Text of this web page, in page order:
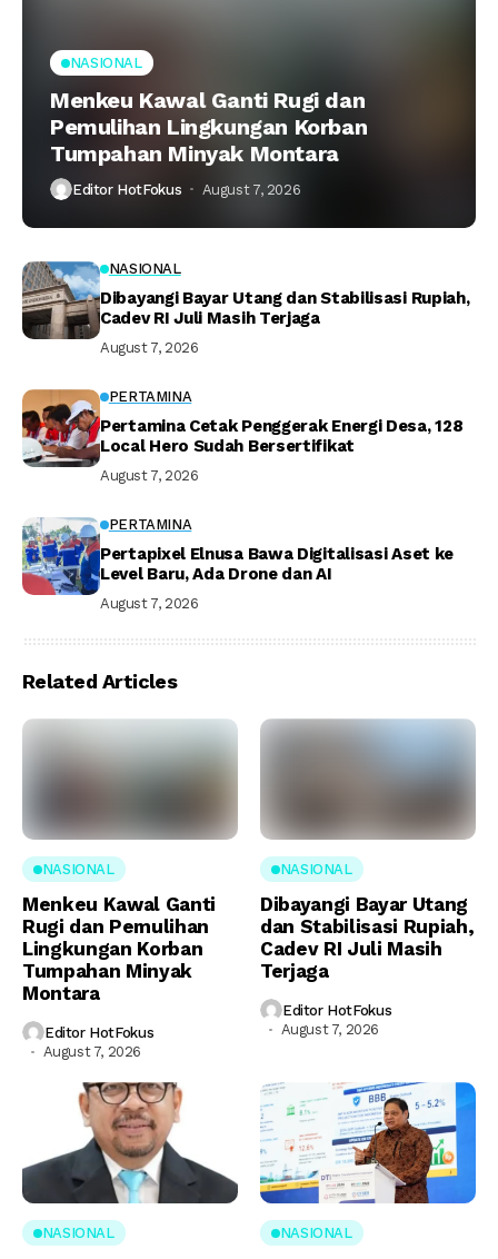
NASIONAL
Menkeu Kawal Ganti Rugi dan
Pemulihan Lingkungan Korban
Tumpahan Minyak Montara
Editor HotFokus August 7, 2026
NASIONAL
Dibayangi Bayar Utang dan Stabilisasi Rupiah,
Cadev RI Juli Masih Terjaga
August 7, 2026
PERTAMINA
Pertamina Cetak Penggerak Energi Desa, 128
Local Hero Sudah Bersertifikat
August 7, 2026
PERTAMINA
Pertapixel Elnusa Bawa Digitalisasi Aset ke
Level Baru, Ada Drone dan AI
August 7, 2026
Related Articles
NASIONAL
Menkeu Kawal Ganti
Rugi dan Pemulihan
Lingkungan Korban
Tumpahan Minyak
Montara
Editor HotFokus
August 7, 2026
NASIONAL
Dibayangi Bayar Utang
dan Stabilisasi Rupiah,
Cadev RI Juli Masih
Terjaga
Editor HotFokus
August 7, 2026
NASIONAL NASIONAL